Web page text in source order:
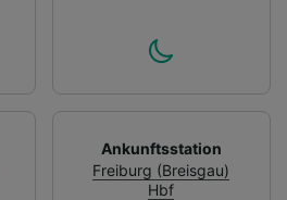
Ankunftsstation
Freiburg (Breisgau)
Hbf